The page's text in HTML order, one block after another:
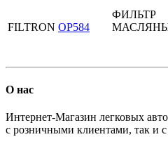
FILTRON OP584
ФИЛЬТР
О нас
Интернет-Магазин легковых
с розничными клиентами, так и